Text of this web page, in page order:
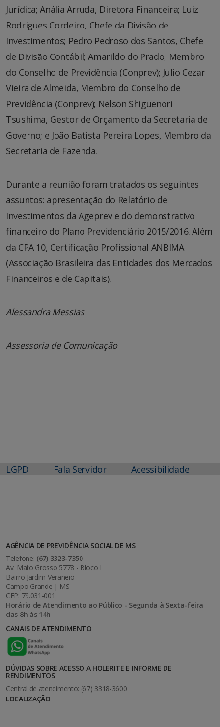
Jurídica; Anália Arruda, Diretora Financeira; Luiz
Rodrigues Cordeiro, Chefe da Divisão de
Investimentos; Pedro Pedroso dos Santos, Chefe
de Divisão Contábil; Amarildo do Prado, Membro
do Conselho de Previdência (Conprev); Julio Cezar
Vieira de Almeida, Membro do Conselho de
Previdência (Conprev); Nelson Shiguenori
Tsushima, Gestor de Orçamento da Secretaria de
Governo; e João Batista Pereira Lopes, Membro da
Secretaria de Fazenda.
Durante a reunião foram tratados os seguintes
assuntos: apresentação do Relatório de
Investimentos da Ageprev e do demonstrativo
financeiro do Plano Previdenciário 2015/2016. Além
da CPA 10, Certificação Profissional ANBIMA
(Associação Brasileira das Entidades dos Mercados
Financeiros e de Capitais).
Alessandra Messias
Assessoria de Comunicação
LGPD Fala Servidor Acessibilidade
AGÊNCIA DE PREVIDÊNCIA SOCIAL DE MS
Telefone: (67) 3323-7350
Av. Mato Grosso 5778 - Bloco I
Bairro Jardim Veraneio
Campo Grande | MS
CEP: 79.031-001
Horário de Atendimento ao Público - Segunda à Sexta-feira
das 8h às 14h
CANAIS DE ATENDIMENTO
DÚVIDAS SOBRE ACESSO A HOLERITE E INFORME DE
RENDIMENTOS
Central de atendimento: (67) 3318-3600
LOCALIZAÇÃO